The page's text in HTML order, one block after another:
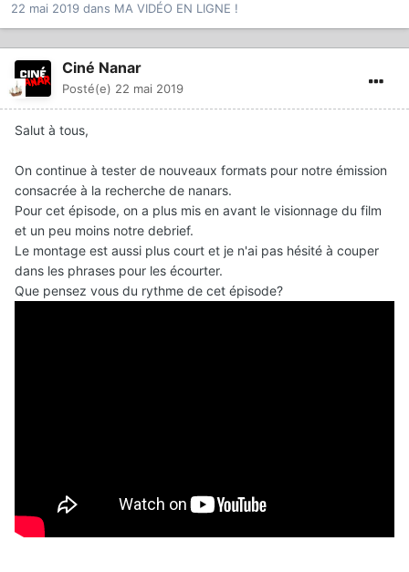
22 mai 2019 dans MA VIDÉO EN LIGNE !
Ciné Nanar
Posté(e) 22 mai 2019
Salut à tous,
On continue à tester de nouveaux formats pour notre émission
consacrée à la recherche de nanars.
Pour cet épisode, on a plus mis en avant le visionnage du film
et un peu moins notre debrief.
Le montage est aussi plus court et je n'ai pas hésité à couper
dans les phrases pour les écourter.
Que pensez vous du rythme de cet épisode?